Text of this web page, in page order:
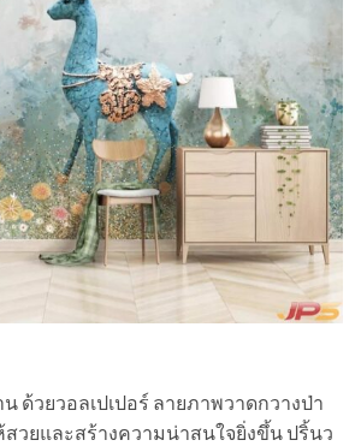
ด้วยวอลเปเปอร์ ลายภาพวาดกวางป่า
วยและสร้างความน่าสนใจยิ่งขึ้น ปริ้นว